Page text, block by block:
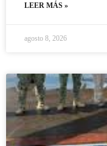
LEER MÁS »
agosto 8, 2026